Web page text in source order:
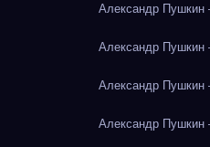
Александр Пушкин
Александр Пушкин
Александр Пушкин
Александр Пушкин